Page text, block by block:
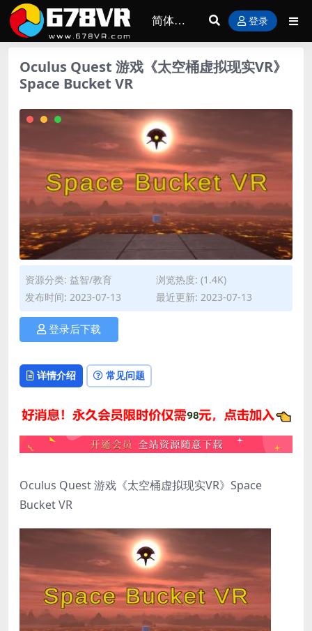
登录
Oculus Quest 游戏《太空桶虚拟现实VR》
Space Bucket VR
资源分类: 益智/教育
浏览热度: (1.4K)
发布时间: 2023-07-13
最近更新: 2023-07-13
登录后下载
详情介绍 常见问题
Oculus Quest 游戏《太空桶虚拟现实VR》Space
Bucket VR